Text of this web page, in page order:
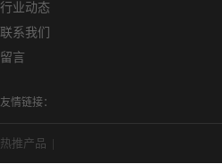
行业动态
联系我们
留言
友情链接：
热推产品 |